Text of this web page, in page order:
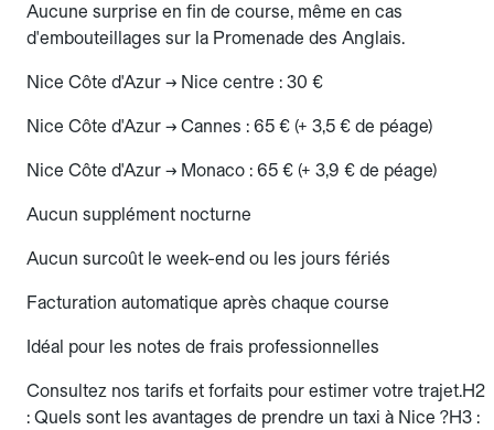
Aucune surprise en fin de course, même en cas
d'embouteillages sur la Promenade des Anglais.
Nice Côte d'Azur → Nice centre : 30 €
Nice Côte d'Azur → Cannes : 65 € (+ 3,5 € de péage)
Nice Côte d'Azur → Monaco : 65 € (+ 3,9 € de péage)
Aucun supplément nocturne
Aucun surcoût le week-end ou les jours fériés
Facturation automatique après chaque course
Idéal pour les notes de frais professionnelles
Consultez nos tarifs et forfaits pour estimer votre trajet.H2
: Quels sont les avantages de prendre un taxi à Nice ?H3 :